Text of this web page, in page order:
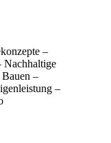
–
Nachhaltige
–
–